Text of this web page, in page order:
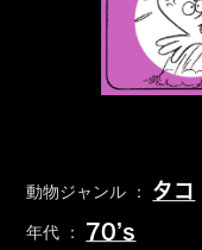
動物ジャンル ： タコ
年代 ： 70’s